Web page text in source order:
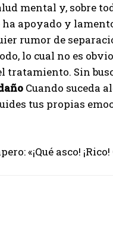
mental y, sobre
ha apoyado y
rumor de
lo cual no es
tratamiento. Sin
Cuando suceda
tus propias
«¡Qué asco! ¡Rico!